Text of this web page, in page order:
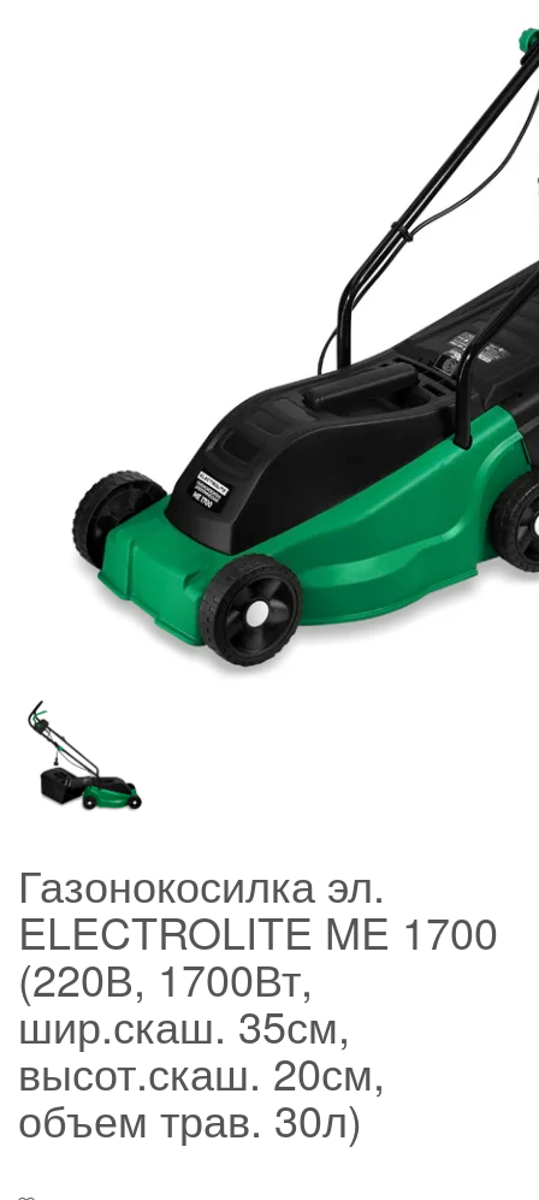
Газонокосилка эл.
ELECTROLITE ME 1700
(220В, 1700Вт,
шир.скаш. 35см,
высот.скаш. 20см,
объем трав. 30л)